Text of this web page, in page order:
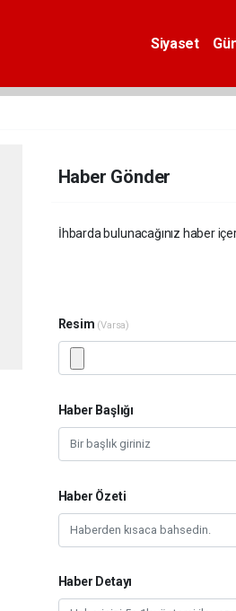
Siyaset
Haber Gönder
İhbarda bulunacağınız haber
Resim (Varsa)
Haber Başlığı
Haber Özeti
Haber Detayı